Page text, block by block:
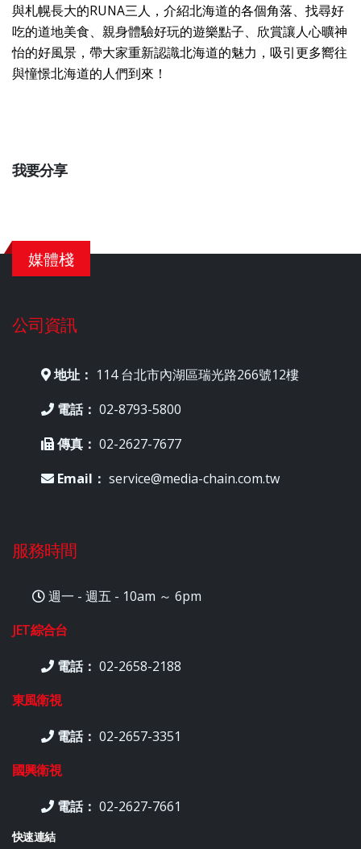
與札幌長大的RUNA三人，介紹北海道的各個角落、找尋好
吃的道地美食、親身體驗好玩的遊樂點子、欣賞讓人心曠神
怡的好風景，帶大家重新認識北海道的魅力，吸引更多嚮往
與憧憬北海道的人們到來！
我要分享
媒體棧
公司資訊
地址： 114 台北市內湖區瑞光路266號12樓
電話： 02-8793-5800
傳真： 02-2627-7677
Email： service@media-chain.com.tw
服務時間
週一 - 週五 - 10am ～ 6pm
JET綜合台
電話： 02-2658-2188
東風衛視
電話： 02-2657-3351
國興衛視
電話： 02-2627-7661
快速連結